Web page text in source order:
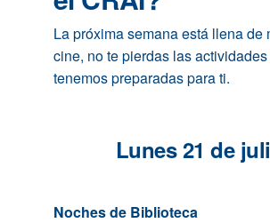
La próxima semana está llena de
cine, no te pierdas las
tenemos preparadas para ti.
Lunes 21 de
Noches de Biblioteca